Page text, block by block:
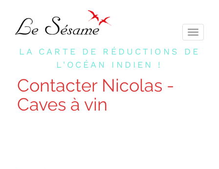
Toggle
LA CARTE DE RÉDUCTIONS DE
L'OCÉAN INDIEN !
Contacter Nicolas -
Caves à vin